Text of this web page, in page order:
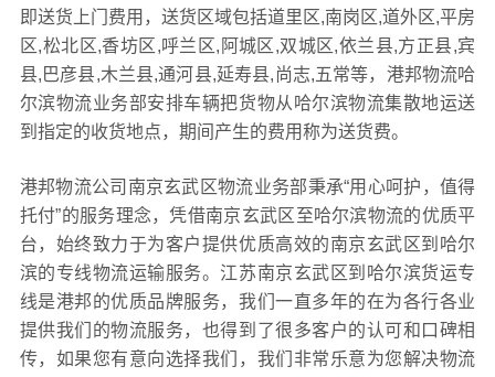
即送货上门费用，送货区域包括道里区,南岗区,道外区,平房
区,松北区,香坊区,呼兰区,阿城区,双城区,依兰县,方正县,宾
县,巴彦县,木兰县,通河县,延寿县,尚志,五常等，港邦物流哈
尔滨物流业务部安排车辆把货物从哈尔滨物流集散地运送
到指定的收货地点，期间产生的费用称为送货费。
港邦物流公司南京玄武区物流业务部秉承“用心呵护，值得
托付”的服务理念，凭借南京玄武区至哈尔滨物流的优质平
台，始终致力于为客户提供优质高效的南京玄武区到哈尔
滨的专线物流运输服务。江苏南京玄武区到哈尔滨货运专
线是港邦的优质品牌服务，我们一直多年的在为各行各业
提供我们的物流服务，也得到了很多客户的认可和口碑相
传，如果您有意向选择我们，我们非常乐意为您解决物流